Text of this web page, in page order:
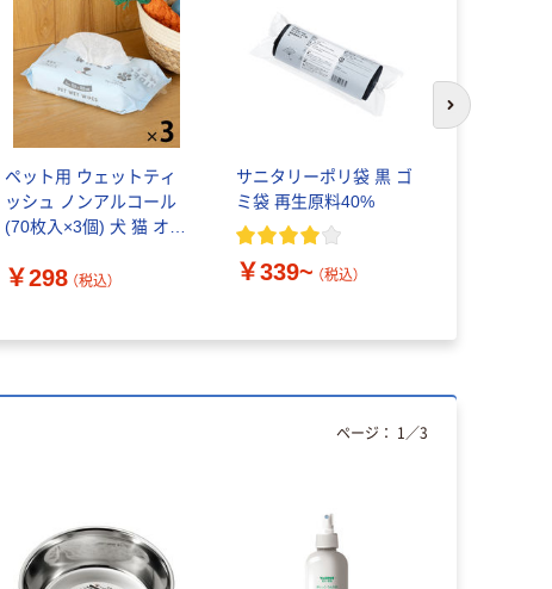
ペット用 ウェットティ
ッシュ ノンアルコール
(70枚入×3個) 犬 猫 オリ
￥298 （税込）
サニタリーポリ袋 黒 ゴ
ミ袋 再生原料40%
￥339~ （税込）
次のスライド
ページ： 1 ／3